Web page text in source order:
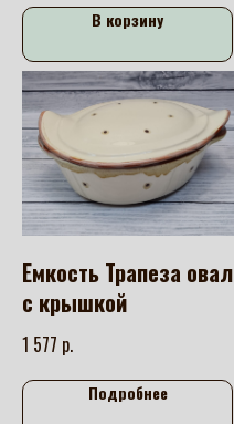
В корзину
Емкость Трапеза овал
с крышкой
1 577 р.
Подробнее